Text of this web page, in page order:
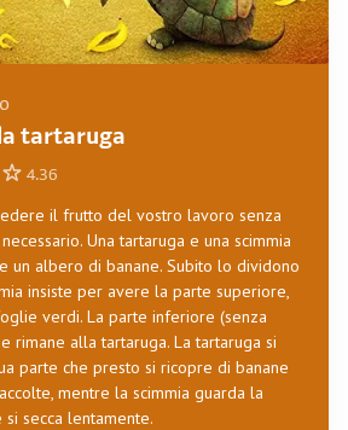
tartaruga
4.36
il frutto del vostro lavoro senza
Una tartaruga e una scimmia
un albero di banane. Subito lo dividono
insiste per avere la parte superiore,
verdi. La parte inferiore (senza
rimane alla tartaruga. La tartaruga si
parte che presto si ricopre di banane
mentre la scimmia guarda la
secca lentamente.